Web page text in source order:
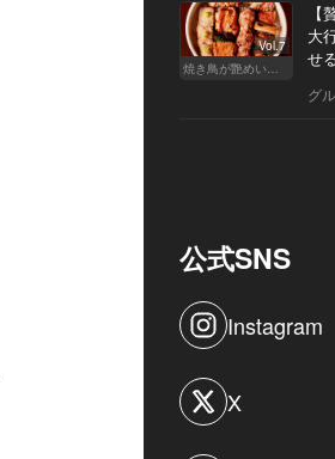
Vol.7
焼き鳥が艶めいてきた
大
せ
グ
公式SNS
Instagram
X